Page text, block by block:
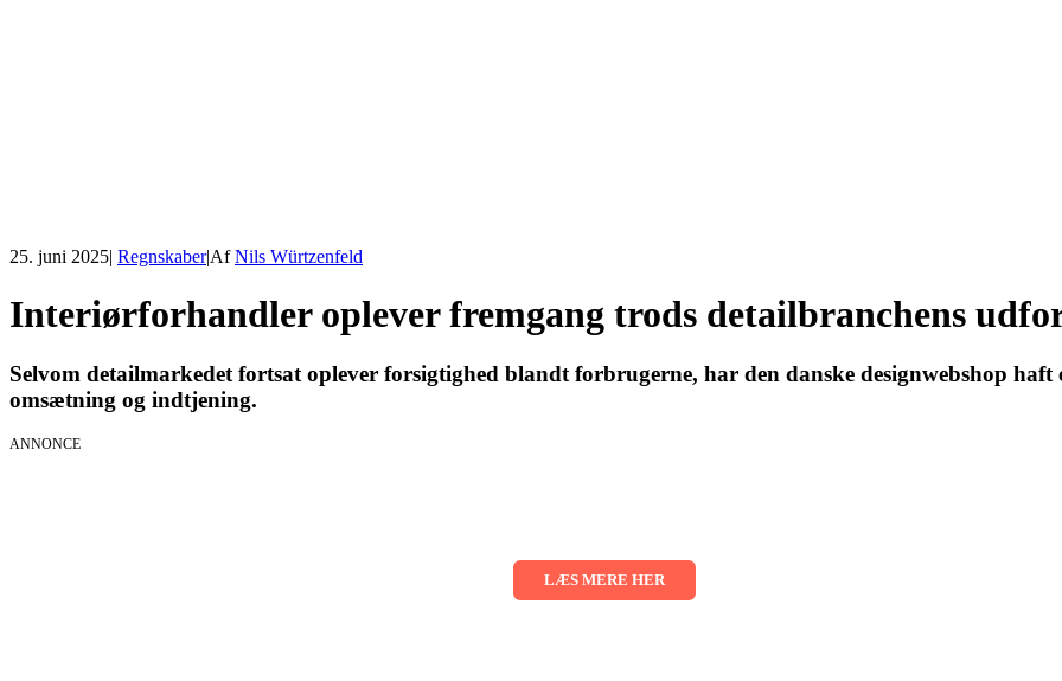
25. juni 2025| Regnskaber|AfNils Würtzenfeld
Interiørforhandler oplever fremgang trods detailbranchens
Selvom detailmarkedet fortsat oplever forsigtighed blandt forbrugerne, har den danske designwebshop
omsætning og indtjening.
ANNONCE
LÆS MERE HER